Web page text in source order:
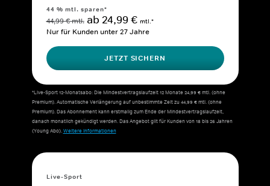
44 % mtl. sparen*
44,99 € mtl. ab 24,99 € mtl.*
Nur für Kunden unter 27 Jahre
JETZT SICHERN
*Live-Sport 12-Monatsabo: Die Mindestvertragslaufzeit 12 Monate 24,99 € mtl. (ohne
Premium). Automatische Verlängerung auf unbestimmte Zeit zu 44,99 € mtl. (ohne
Premium). Das Abonnement kann erstmalig zum Ende der Mindestvertragslaufzeit,
danach monatlich gekündigt werden. Das Angebot gilt für Kunden von 18 bis 26 Jahren
(Young Abo).Weitere Informationen
Live-Sport